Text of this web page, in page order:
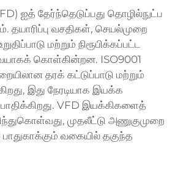
ஐத் தேர்ந்தெடுப்பது தொழில்நுட்ப
தயாரிப்பு வசதிகள், செயல்முறை
மற்றும் நிரூபிக்கப்பட்ட
கொள்கின்றன. ISO9001
தரக் கட்டுப்பாடு மற்றும்
இது நேரடியாக இயக்க
VFD இயக்கிகளைத்
முதலீட்டு அணுகுமுறை
வகையில் தகுந்த